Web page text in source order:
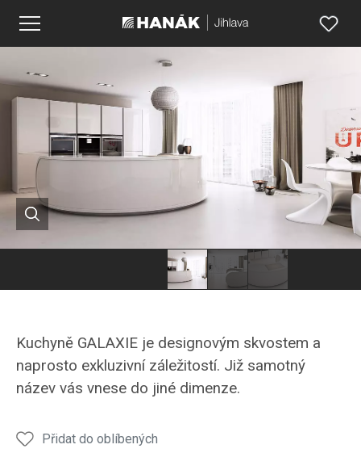
Kuchyně GALAXIE je designovým skvostem a
naprosto exkluzivní záležitostí. Již samotný
název vás vnese do jiné dimenze.
Přidat do oblíbených